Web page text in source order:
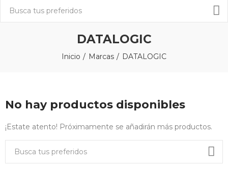
DATALOGIC
Inicio Marcas DATALOGIC
No hay productos disponibles
¡Estate atento! Próximamente se añadirán más productos.